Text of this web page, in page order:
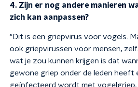
4. Zijn er nog andere manieren
zich kan aanpassen?
"Dit is een griepvirus voor vogels.
ook griepvirussen voor mensen,
wat je zou kunnen krijgen is dat
gewone griep onder de leden heeft
geïnfecteerd wordt met vogelgriep,